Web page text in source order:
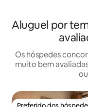
Aluguel por
Os hóspedes
muito bem